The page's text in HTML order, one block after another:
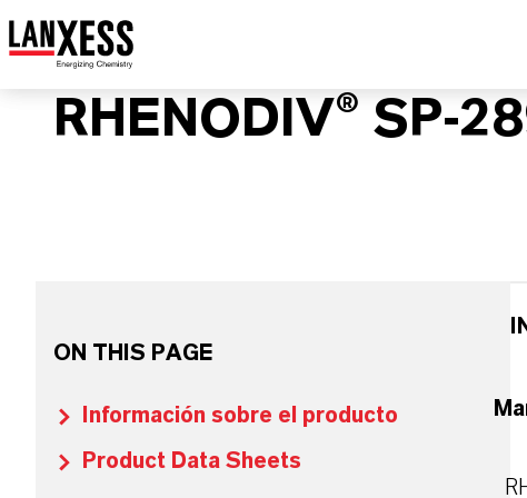
RHENODIV® SP-
ON THIS PAGE
Información sobre el producto
Product Data Sheets